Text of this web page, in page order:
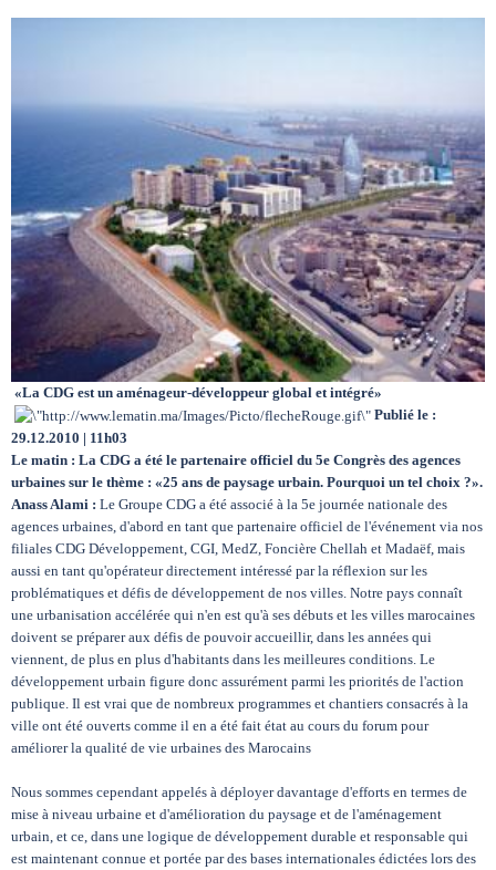
Régions
Evenements
Contact
«La CDG est un aménageur-développeur global et intégré»
Publié le :
29.12.2010 | 11h03
Le matin : La CDG a été le partenaire officiel du 5e Congrès des agences
urbaines sur le thème : «25 ans de paysage urbain. Pourquoi un tel choix ?».
Anass Alami : Le Groupe CDG a été associé à la 5e journée nationale des
agences urbaines, d'abord en tant que partenaire officiel de l'événement via nos
filiales CDG Développement, CGI, MedZ, Foncière Chellah et Madaëf, mais
aussi en tant qu'opérateur directement intéressé par la réflexion sur les
problématiques et défis de développement de nos villes. Notre pays connaît
une urbanisation accélérée qui n'en est qu'à ses débuts et les villes marocaines
doivent se préparer aux défis de pouvoir accueillir, dans les années qui
viennent, de plus en plus d'habitants dans les meilleures conditions. Le
développement urbain figure donc assurément parmi les priorités de l'action
publique. Il est vrai que de nombreux programmes et chantiers consacrés à la
ville ont été ouverts comme il en a été fait état au cours du forum pour
améliorer la qualité de vie urbaines des Marocains
Nous sommes cependant appelés à déployer davantage d'efforts en termes de
mise à niveau urbaine et d'amélioration du paysage et de l'aménagement
urbain, et ce, dans une logique de développement durable et responsable qui
est maintenant connue et portée par des bases internationales édictées lors des